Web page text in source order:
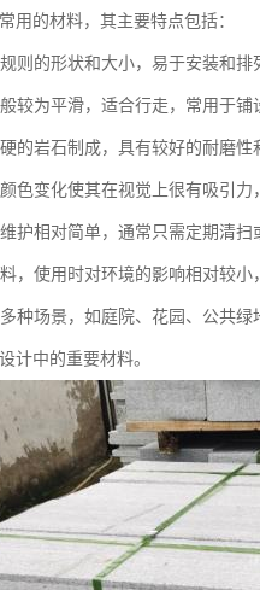
用的材料，其主要特点包括：
则的形状和大小，易于安装和排
较为平滑，适合行走，常用于铺
的岩石制成，具有较好的耐磨性
色变化使其在视觉上很有吸引力
护相对简单，通常只需定期清扫
，使用时对环境的影响相对较小
种场景，如庭院、花园、公共绿
计中的重要材料。